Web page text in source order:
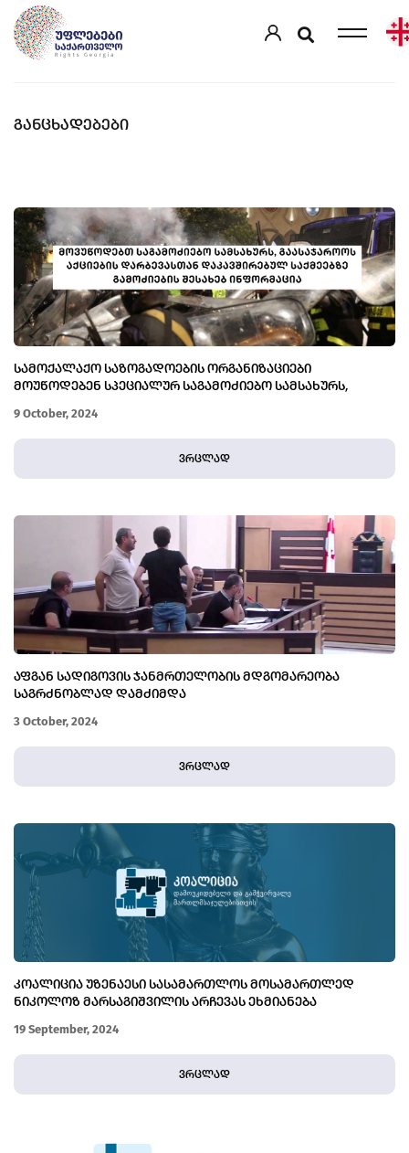
ᲒᲐᲜᲪᲮᲐᲓᲔᲑᲔᲑᲘ
ᲡᲐᲛᲝᲥᲐᲚᲐᲥᲝ ᲡᲐᲖᲝᲒᲐᲓᲝᲔᲑᲘᲡ ᲝᲠᲒᲐᲜᲘᲖᲐᲪᲘᲔᲑᲘ
ᲛᲝᲣᲬᲝᲓᲔᲑᲔᲜ ᲡᲞᲔᲪᲘᲐᲚᲣᲠ ᲡᲐᲒᲐᲛᲝᲫᲘᲔᲑᲝ ᲡᲐᲛᲡᲐᲮᲣᲠᲡ,
ᲡᲐᲥᲛᲔᲔᲑᲖᲔ ᲒᲐᲛᲝᲫᲘᲔᲑᲘᲡ ᲨᲔᲡᲐᲮᲔᲑ ᲘᲜᲤᲝᲠᲛᲐᲪᲘᲐ
9 October, 2024
ვრცლად
ᲐᲤᲒᲐᲜ ᲡᲐᲓᲘᲒᲝᲕᲘᲡ ᲯᲐᲜᲛᲠᲗᲔᲚᲝᲑᲘᲡ ᲛᲓᲒᲝᲛᲐᲠᲔᲝᲑᲐ
ᲡᲐᲒᲠᲫᲜᲝᲑᲚᲐᲓ ᲓᲐᲛᲫᲘᲛᲓᲐ
3 October, 2024
ვრცლად
ᲙᲝᲐᲚᲘᲪᲘᲐ ᲣᲖᲔᲜᲐᲔᲡᲘ ᲡᲐᲡᲐᲛᲐᲠᲗᲚᲝᲡ ᲛᲝᲡᲐᲛᲐᲠᲗᲚᲔᲓ
ᲜᲘᲙᲝᲚᲝᲖ ᲛᲐᲠᲡᲐᲒᲘᲨᲕᲘᲚᲘᲡ ᲐᲠᲩᲔᲕᲐᲡ ᲔᲮᲛᲘᲐᲜᲔᲑᲐ
19 September, 2024
ვრცლად